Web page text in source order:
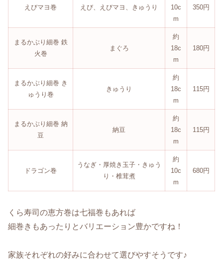
えびマヨ巻 えび、えびマヨ、きゅうり
10c
m
350円
まるかぶり細巻 鉄
火巻
まぐろ
約
18c
m
180円
まるかぶり細巻 き
ゅうり巻
きゅうり
約
18c
m
115円
まるかぶり細巻 納
豆
納豆
約
18c
m
115円
ドラゴン巻
うなぎ・厚焼き玉子・きゅう
り・椎茸煮
約
10c
m
680円
くら寿司の恵方巻は七福巻もあれば
細巻きもあったりとバリエーション豊かですね！
家族それぞれの好みに合わせて選びやすそうです♪